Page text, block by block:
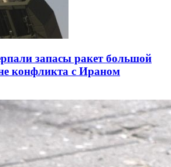
запасы ракет большой
конфликта с Ираном